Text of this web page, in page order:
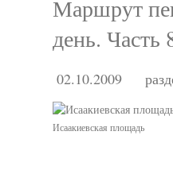
Маршрут
день. Часть
02.10.2009
Исаакиевская площадь